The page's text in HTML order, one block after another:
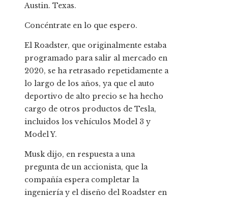
Austin. Texas.
Concéntrate en lo que espero.
El Roadster, que originalmente estaba
programado para salir al mercado en
2020, se ha retrasado repetidamente a
lo largo de los años, ya que el auto
deportivo de alto precio se ha hecho
cargo de otros productos de Tesla,
incluidos los vehículos Model 3 y
Model Y.
Musk dijo, en respuesta a una
pregunta de un accionista, que la
compañía espera completar la
ingeniería y el diseño del Roadster en